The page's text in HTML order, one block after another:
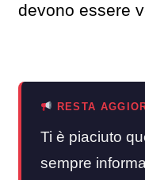
devono essere
RESTA
Ti è piaciuto
sempre